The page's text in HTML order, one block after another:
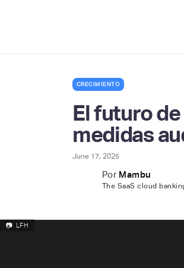
CRECIMIENTO
El futuro
medidas
June 17, 2025
Por Mambu
The SaaS cloud
📷 LFH